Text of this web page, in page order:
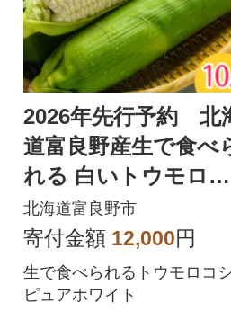
2026年先行予約 北
道富良野産生で食べ
れる 白いトウモロコ
シ ピュアホワイト
本入り
北海道富良野市
寄付金額 12,000円
生で食べられるトウモロコ
ピュアホワイト